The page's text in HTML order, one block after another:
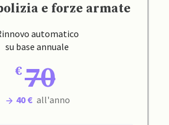
e forze armate
automatico
su base annuale
70
40 € all'anno